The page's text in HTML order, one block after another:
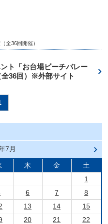
全36回開催）
ト「お台場ビーチバレー
全36回）※外部サイト
7月
次の
進む
木 金
土
1
6 7
8
13 14
15
20 21
22